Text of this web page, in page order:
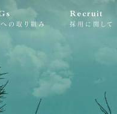
の取り組み
Recruit
採用に関して